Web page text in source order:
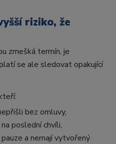
riziko, že
zmešká termín, je
se ale sledovat opakující
bez omluvy,
poslední chvíli,
a nemají vytvořený